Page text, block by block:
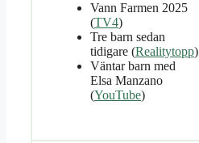
Vann Farmen 2025
(TV4)
Tre barn sedan
tidigare (Realitytopp)
Väntar barn med
Elsa Manzano
(YouTube)